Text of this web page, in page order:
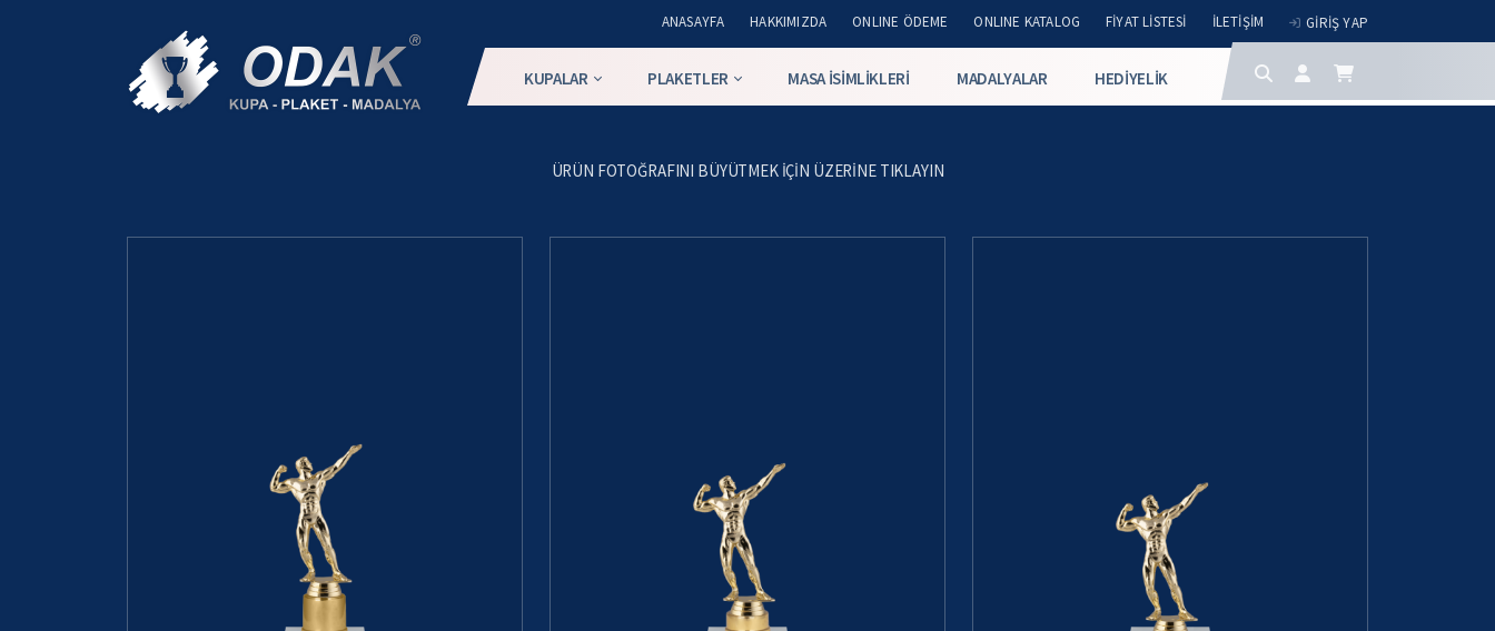
ANASAYFA HAKKIMIZDA ONLINE ÖDEME ONLINE KATALOG FIYAT LISTESI İLETIŞIM GIRIŞ YAP
KUPALAR PLAKETLER MASA İSIMLIKLERI MADALYALAR HEDIYELIK
ÜRÜN FOTOĞRAFINI BÜYÜTMEK IÇIN ÜZERINE TIKLAYIN